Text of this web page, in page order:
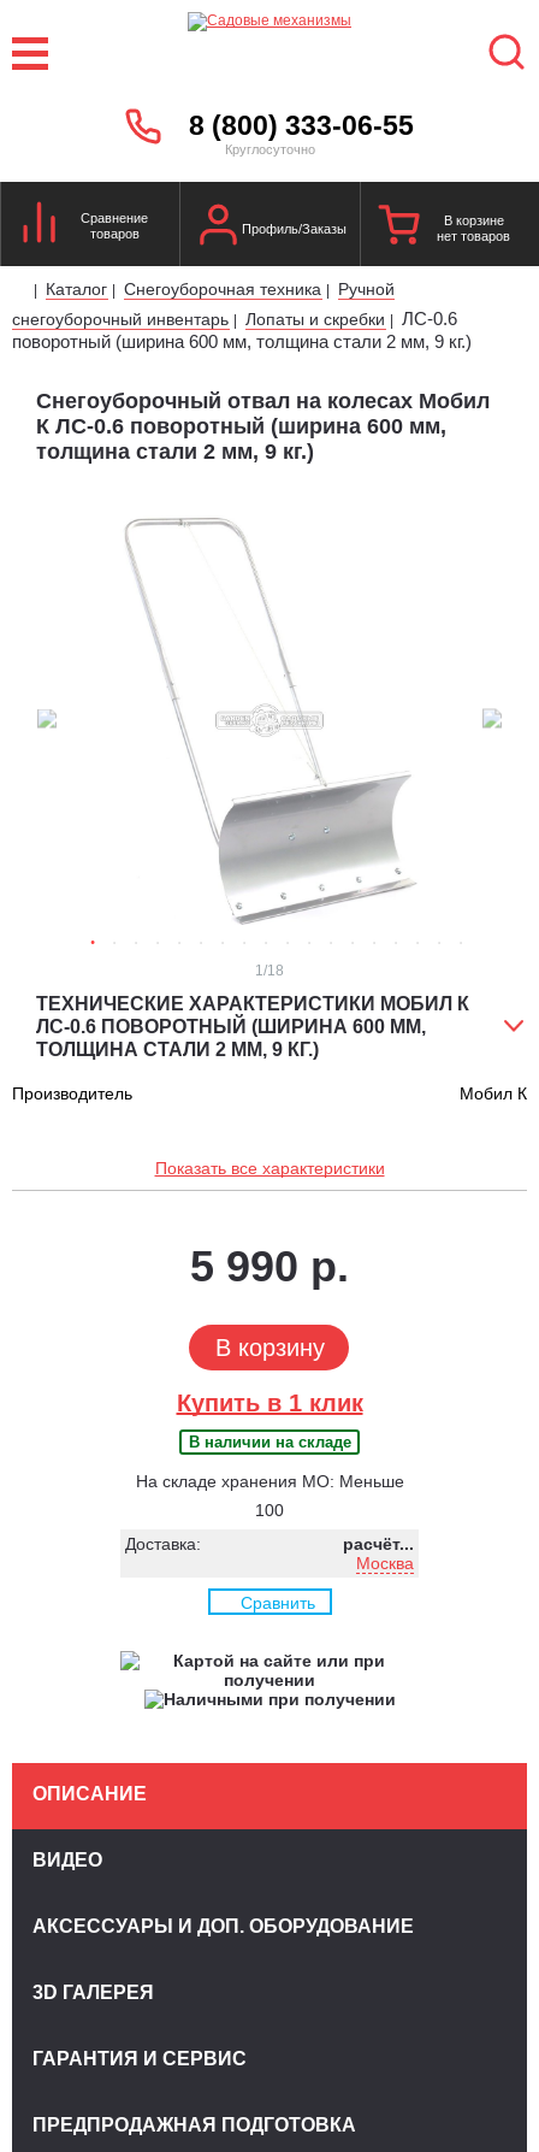
8 (800) 333-06-55
Круглосуточно
Сравнение
товаров
Профиль/Заказы
В корзине
нет товаров
| Каталог | Снегоуборочная техника |
Ручной
снегоуборочный инвентарь | Лопаты и скребки | ЛС-0.6
поворотный (ширина 600 мм, толщина стали 2 мм, 9 кг.)
Снегоуборочный отвал на колесах Мобил
К ЛС-0.6 поворотный (ширина 600 мм,
толщина стали 2 мм, 9 кг.)
1 /18
ТЕХНИЧЕСКИЕ ХАРАКТЕРИСТИКИ МОБИЛ К
ЛС-0.6 ПОВОРОТНЫЙ (ШИРИНА 600 ММ,
ТОЛЩИНА СТАЛИ 2 ММ, 9 КГ.)
Производитель Мобил К
Показать все характеристики
5 990 р.
В корзину
Купить в 1 клик
В наличии на складе
На складе хранения МО: Меньше
100
Доставка:
расчёт...
Москва
Сравнить
ОПИСАНИЕ
ВИДЕО
АКСЕССУАРЫ И ДОП. ОБОРУДОВАНИЕ
3D ГАЛЕРЕЯ
ГАРАНТИЯ И СЕРВИС
ПРЕДПРОДАЖНАЯ ПОДГОТОВКА